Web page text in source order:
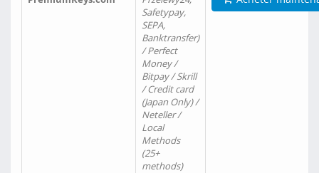
Safetypay,
SEPA,
Banktransfer)
/ Perfect
Money /
Bitpay / Skrill
/ Credit card
(Japan Only) /
Neteller /
Local
Methods
(25+
methods)